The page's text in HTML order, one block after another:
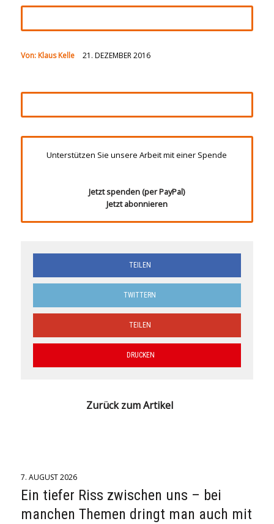
Von: Klaus Kelle 21. DEZEMBER 2016
Unterstützen Sie unsere Arbeit mit einer Spende
Jetzt spenden (per PayPal)
Jetzt abonnieren
TEILEN
TWITTERN
TEILEN
DRUCKEN
Zurück zum Artikel
7. AUGUST 2026
Ein tiefer Riss zwischen uns – bei
manchen Themen dringt man auch mit